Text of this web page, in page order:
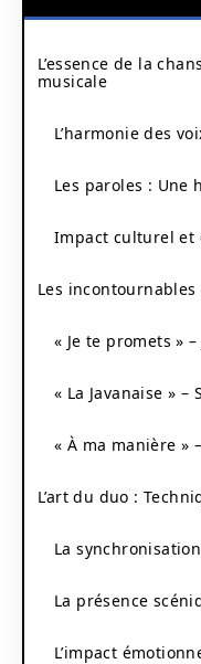
L’essence de la
musicale
L’harmonie des
Les paroles : Une
Impact culturel et
Les
« Je te promets »
« La Javanaise »
« À ma manière »
L’art du duo :
La
La présence
L’impact